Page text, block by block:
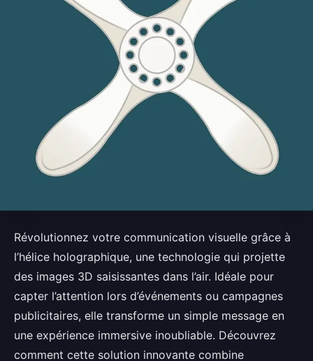
Révolutionnez votre communication visuelle grâce à
l’hélice holographique, une technologie qui projette
des images 3D saisissantes dans l’air. Idéale pour
capter l’attention lors d’événements ou campagnes
publicitaires, elle transforme un simple message en
une expérience immersive inoubliable. Découvrez
comment cette solution innovante combine